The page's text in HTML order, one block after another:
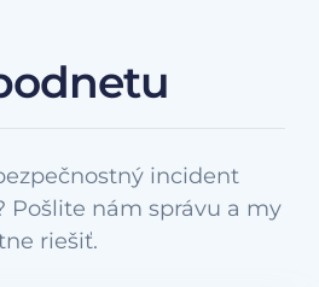
incident
Pošlite nám správu a my
riešiť.